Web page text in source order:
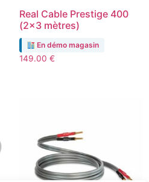
Real Cable Prestige 400
(2×3 mètres)
En démo magasin
149.00 €